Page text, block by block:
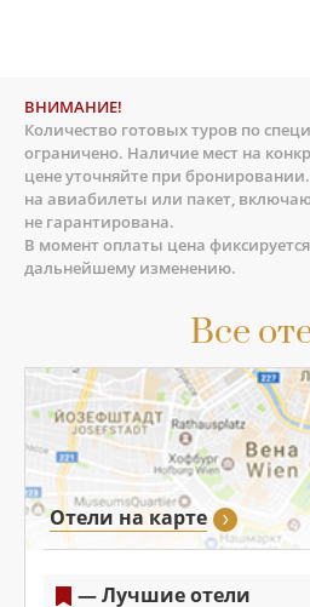
Все
Отели на карте
— Лучшие отели
ВНИМАНИЕ!
Количество готовых туров по
ограничено. Наличие мест на
цене уточняйте при
на авиабилеты или пакет,
не гарантирована.
В момент оплаты цена
дальнейшему изменению.